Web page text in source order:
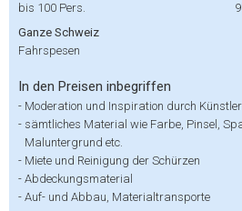
bis 100 Pers.
Ganze Schweiz
Fahrspesen
In den Preisen inbegriffen
- Moderation und Inspiration durch Künstler
- sämtliches Material wie Farbe, Pinsel,
Maluntergrund etc.
- Miete und Reinigung der Schürzen
- Abdeckungsmaterial
- Auf- und Abbau, Materialtransporte